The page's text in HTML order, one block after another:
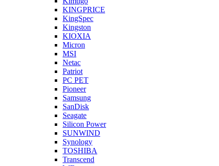
KINGPRICE
KingSpec
Kingston
KIOXIA
Micron
MSI
Netac
Patriot
PC PET
Pioneer
Samsung
SanDisk
Seagate
Silicon Power
SUNWIND
Synology
TOSHIBA
Transcend